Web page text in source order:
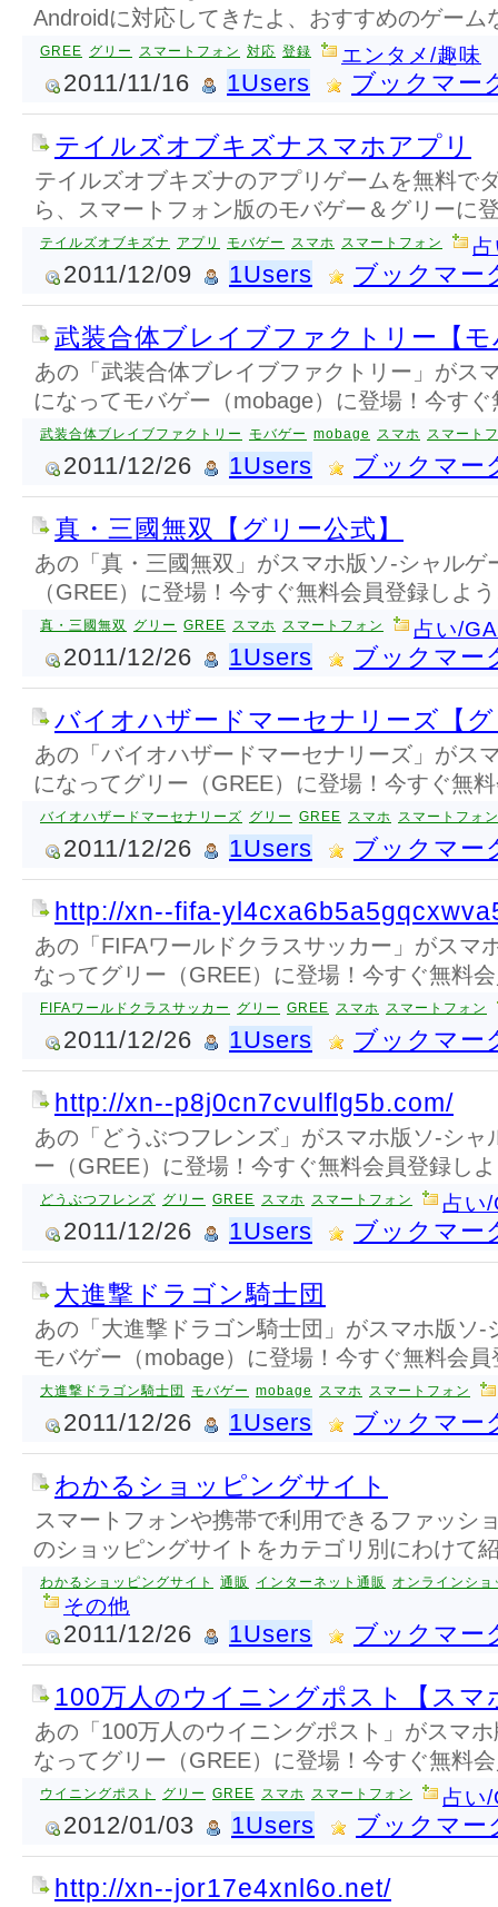
Androidに対応してきたよ、おすすめのゲーム
GREE グリー スマートフォン 対応 登録 エンタメ/趣味
2011/11/16 1Users ブックマー
テイルズオブキズナスマホアプリ
テイルズオブキズナのアプリゲームを無料で
ら、スマートフォン版のモバゲー＆グリーに
テイルズオブキズナ アプリ モバゲー スマホ スマートフォン
2011/12/09 1Users ブックマー
武装合体ブレイブファクトリー【
あの「武装合体ブレイブファクトリー」がス
になってモバゲー（mobage）に登場！今す
武装合体ブレイブファクトリー モバゲー mobage スマホ スマート
2011/12/26 1Users ブックマー
真・三國無双【グリー公式】
あの「真・三國無双」がスマホ版ソ-シャルゲ
（GREE）に登場！今すぐ無料会員登録しよ
真・三國無双 グリー GREE スマホ スマートフォン 占い/
2011/12/26 1Users ブックマー
バイオハザードマーセナリーズ【
あの「バイオハザードマーセナリーズ」がス
になってグリー（GREE）に登場！今すぐ無
バイオハザードマーセナリーズ グリー GREE スマホ スマートフォン
2011/12/26 1Users ブックマー
http://xn--fifa-
あの「FIFAワールドクラスサッカー」がスマ
なってグリー（GREE）に登場！今すぐ無料
FIFAワールドクラスサッカー グリー GREE スマホ スマートフォン
2011/12/26 1Users ブックマー
http://xn--p8j0cn7cvulflg5b.com/
あの「どうぶつフレンズ」がスマホ版ソ-シャ
ー（GREE）に登場！今すぐ無料会員登録し
どうぶつフレンズ グリー GREE スマホ スマートフォン 占い
2011/12/26 1Users ブックマー
大進撃ドラゴン騎士団
あの「大進撃ドラゴン騎士団」がスマホ版ソ-
モバゲー（mobage）に登場！今すぐ無料会員
大進撃ドラゴン騎士団 モバゲー mobage スマホ スマートフォン
2011/12/26 1Users ブックマー
わかるショッピングサイト
スマートフォンや携帯で利用できるファッシ
のショッピングサイトをカテゴリ別にわけて
わかるショッピングサイト 通販 インターネット通販 オンラインショ
その他
2011/12/26 1Users ブックマー
100万人のウイニングポスト【スマ
あの「100万人のウイニングポスト」がスマ
なってグリー（GREE）に登場！今すぐ無料
ウイニングポスト グリー GREE スマホ スマートフォン 占い
2012/01/03 1Users ブックマー
http://xn--jor17e4xnl6o.net/